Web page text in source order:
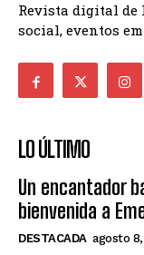
Revista digital de
social, eventos
LO ÚLTIMO
Un encantador
bienvenida a
DESTACADA agosto